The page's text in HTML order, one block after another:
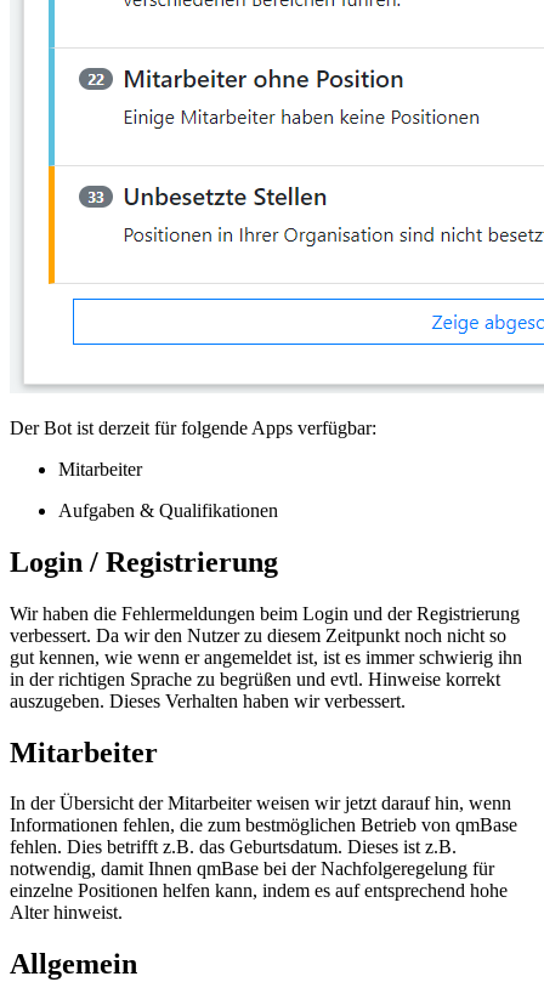
Der Bot ist derzeit für folgende Apps verfügbar:
Mitarbeiter
Aufgaben & Qualifikationen
Login / Registrierung
Wir haben die Fehlermeldungen beim Login und der Registrierung
verbessert. Da wir den Nutzer zu diesem Zeitpunkt noch nicht so
gut kennen, wie wenn er angemeldet ist, ist es immer schwierig ihn
in der richtigen Sprache zu begrüßen und evtl. Hinweise korrekt
auszugeben. Dieses Verhalten haben wir verbessert.
Mitarbeiter
In der Übersicht der Mitarbeiter weisen wir jetzt darauf hin, wenn
Informationen fehlen, die zum bestmöglichen Betrieb von qmBase
fehlen. Dies betrifft z.B. das Geburtsdatum. Dieses ist z.B.
notwendig, damit Ihnen qmBase bei der Nachfolgeregelung für
einzelne Positionen helfen kann, indem es auf entsprechend hohe
Alter hinweist.
Allgemein